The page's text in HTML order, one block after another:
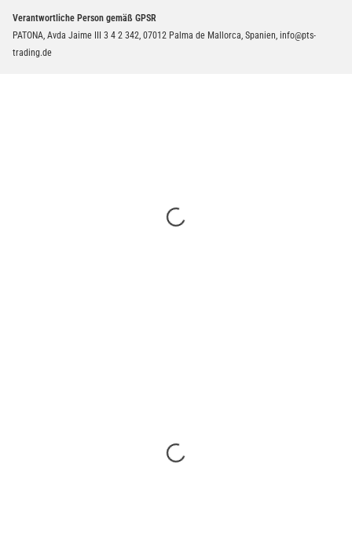
Verantwortliche Person gemäß GPSR
PATONA, Avda Jaime III 3 4 2 342, 07012 Palma de Mallorca, Spanien, info@pts-
trading.de